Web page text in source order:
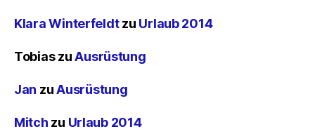
Klara Winterfeldtzu Urlaub 2014
TobiaszuAusrüstung
Jan zuAusrüstung
Mitch zu Urlaub 2014